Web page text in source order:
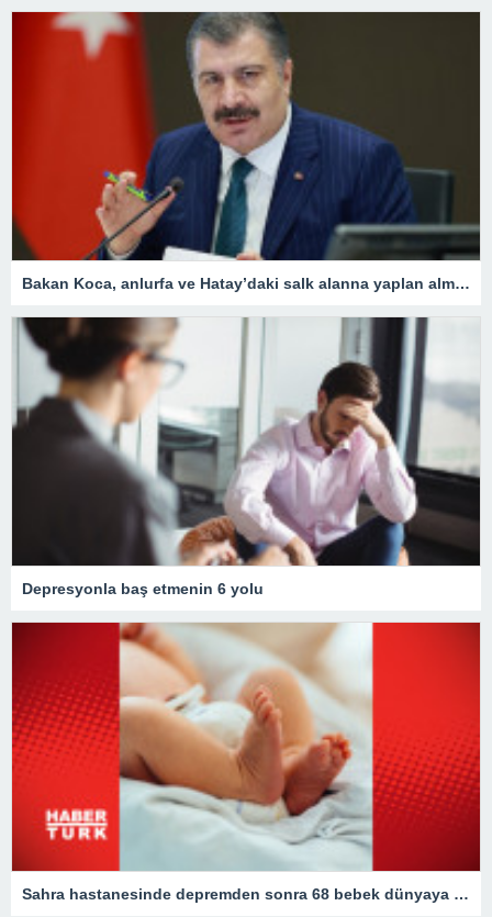
Bakan Koca, anlurfa ve Hatay’daki salk alanna yaplan almalar aklad
Depresyonla baş etmenin 6 yolu
Sahra hastanesinde depremden sonra 68 bebek dünyaya geldi